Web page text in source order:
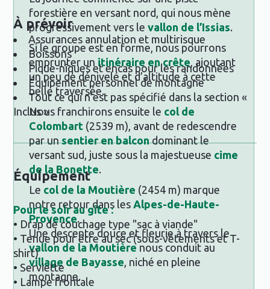
forestière en versant nord, qui nous mène
progressivement vers levallon de l’Issias.
Si le groupe est en forme, nous pourrons
emprunter un itinéraire en crête, ajoutant
un peu de dénivelé et d’altitude à cette
belle traversée.
Nous franchirons ensuite le col de
Colombart (2539 m), avant de redescendre
par unsentier en balcondominant le
versant sud, juste sous la majestueuse cime
de la Bonette.
Le col de la Moutière (2454 m) marque
notre retour dans lesAlpes-de-Haute-
Provence.
Une descente douce et fleurie à travers le
vallon de la Moutière nous conduit au
village de Bayasse, niché en pleine
montagne.
À prévoir
Assurances annulation et multirisque
Boissons
Pique-niques et encas pour les randonnées
Équipement personnel de montagne
Tout ce qui n’est pas spécifié dans la section «
Inclus »
Équipement
Pour le soir au gîte :
• Drap de couchage type "sac à viande"
• Tenue pour être au sec (sous-vêtements et T-
shirt)
• Serviette
• Lampe frontale